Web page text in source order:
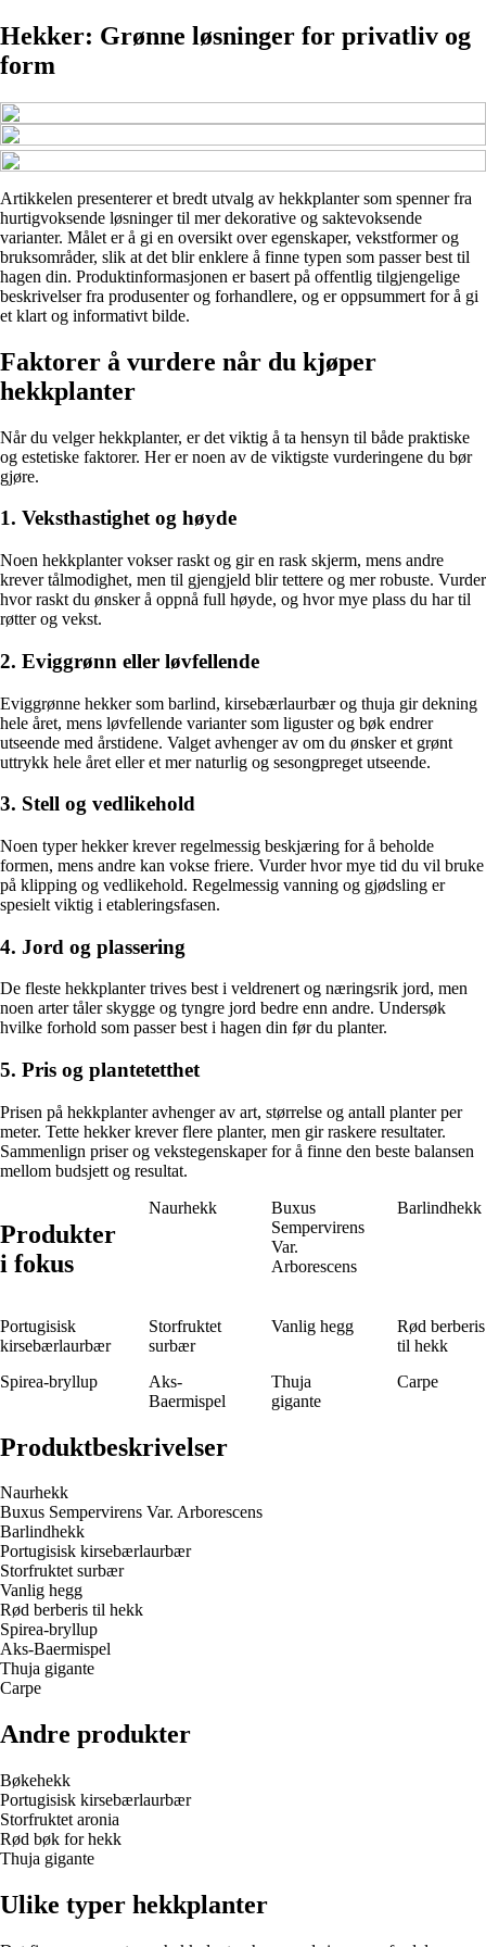
Hekker: Grønne løsninger for privatliv og
form
Artikkelen presenterer et bredt utvalg av hekkplanter som spenner fra
hurtigvoksende løsninger til mer dekorative og saktevoksende
varianter. Målet er å gi en oversikt over egenskaper, vekstformer og
bruksområder, slik at det blir enklere å finne typen som passer best til
hagen din. Produktinformasjonen er basert på offentlig tilgjengelige
beskrivelser fra produsenter og forhandlere, og er oppsummert for å gi
et klart og informativt bilde.
Faktorer å vurdere når du kjøper
hekkplanter
Når du velger hekkplanter, er det viktig å ta hensyn til både praktiske
og estetiske faktorer. Her er noen av de viktigste vurderingene du bør
gjøre.
1. Veksthastighet og høyde
Noen hekkplanter vokser raskt og gir en rask skjerm, mens andre
krever tålmodighet, men til gjengjeld blir tettere og mer robuste. Vurder
hvor raskt du ønsker å oppnå full høyde, og hvor mye plass du har til
røtter og vekst.
2. Eviggrønn eller løvfellende
Eviggrønne hekker som barlind, kirsebærlaurbær og thuja gir dekning
hele året, mens løvfellende varianter som liguster og bøk endrer
utseende med årstidene. Valget avhenger av om du ønsker et grønt
uttrykk hele året eller et mer naturlig og sesongpreget utseende.
3. Stell og vedlikehold
Noen typer hekker krever regelmessig beskjæring for å beholde
formen, mens andre kan vokse friere. Vurder hvor mye tid du vil bruke
på klipping og vedlikehold. Regelmessig vanning og gjødsling er
spesielt viktig i etableringsfasen.
4. Jord og plassering
De fleste hekkplanter trives best i veldrenert og næringsrik jord, men
noen arter tåler skygge og tyngre jord bedre enn andre. Undersøk
hvilke forhold som passer best i hagen din før du planter.
5. Pris og plantetetthet
Prisen på hekkplanter avhenger av art, størrelse og antall planter per
meter. Tette hekker krever flere planter, men gir raskere resultater.
Sammenlign priser og vekstegenskaper for å finne den beste balansen
mellom budsjett og resultat.
Produkter
i fokus
Naurhekk
Buxus
Sempervirens
Var.
Arborescens
Barlindhekk
Portugisisk
kirsebærlaurbær
Storfruktet
surbær
Vanlig hegg
Rød berberis
til hekk
Spirea-bryllup
Aks-
Baermispel
Thuja
gigante
Carpe
Produktbeskrivelser
Naurhekk
Buxus Sempervirens Var. Arborescens
Barlindhekk
Portugisisk kirsebærlaurbær
Storfruktet surbær
Vanlig hegg
Rød berberis til hekk
Spirea-bryllup
Aks-Baermispel
Thuja gigante
Carpe
Andre produkter
Bøkehekk
Portugisisk kirsebærlaurbær
Storfruktet aronia
Rød bøk for hekk
Thuja gigante
Ulike typer hekkplanter